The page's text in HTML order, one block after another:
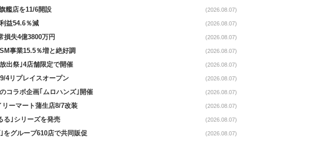
艦店を11/6開設 (2026.08.07)
益54.6％減 (2026.08.07)
損失4億3800万円 (2026.08.07)
事業15.5％増と絶好調 (2026.08.07)
出祭｣4店舗限定で開催 (2026.08.07)
4リプレイスオープン (2026.08.07)
コラボ企画｢ムロハンズ｣開催 (2026.08.07)
ーマート蒲生店8/7改装 (2026.08.07)
る｣シリーズを発売 (2026.08.07)
グループ610店で共同販促 (2026.08.07)